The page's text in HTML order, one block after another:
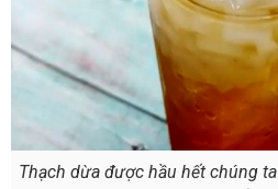
Thạch dừa được hầu hết chúng